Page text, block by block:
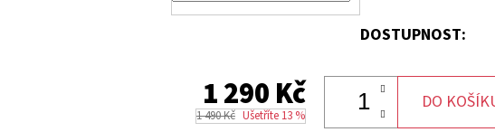
DOSTUPNOST:
1 290 Kč
1 490 Kč Ušetříte 13 %
DO